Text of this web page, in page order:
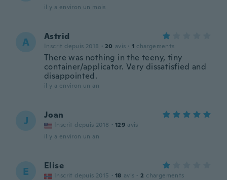
il y a environ un mois
A Astrid
Inscrit depuis 2018 · 20 avis · 1 chargements
There was nothing in the teeny, tiny
container/applicator. Very dissatisfied and
disappointed.
il y a environ un an
J Joan
Inscrit depuis 2018 · 129 avis
il y a environ un an
E Elise
Inscrit depuis 2015 · 18 avis · 2 chargements